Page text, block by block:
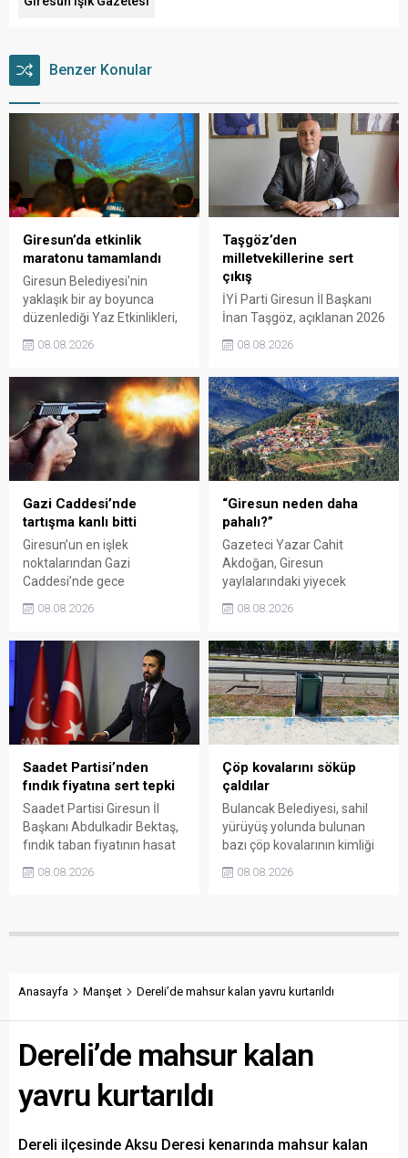
Benzer Konular
Giresun’da etkinlik
maratonu tamamlandı
Giresun Belediyesi'nin
yaklaşık bir ay boyunca
düzenlediği Yaz Etkinlikleri,
sanat ve eğlenceyle
organizasyonun ardından
Kadın El Emeği Pazarı'nın
süresi de 16 Ağustos'a
kadar uzatıldı.
08.08.2026
Taşgöz’den
milletvekillerine sert
çıkış
İYİ Parti Giresun İl Başkanı
İnan Taşgöz, açıklanan 2026
üzerinden iktidar
eleştirdi. Taşgöz, üreticinin
emeğinin karşılığını
alamadığını savunarak,
Giresun milletvekillerini
sessiz kalmakla suçladı.
08.08.2026
Gazi Caddesi’nde
tartışma kanlı bitti
Giresun’un en işlek
noktalarından Gazi
Caddesi’nde gece
kavgada A.E. ayağından
bölgede kısa süreli panik
yaşanırken polis geniş çaplı
soruşturma başlattı.
08.08.2026
“Giresun neden daha
pahalı?”
Gazeteci Yazar Cahit
Akdoğan, Giresun
yaylalarındaki yiyecek
belirgin biçimde yüksek
Valiliği, Tarım ve Orman İl
Müdürlüğü ile ilgili kurumları
denetime çağırdı. Akdoğan,
yüzde 50’ye ulaşan fiyat
farklarının araştırılması
gerektiğini söyledi.
08.08.2026
Saadet Partisi’nden
fındık fiyatına sert tepki
Saadet Partisi Giresun İl
Başkanı Abdulkadir Bektaş,
fındık taban fiyatının hasat
açıklanmamasına tepki
belirterek üreticiyi memnun
savundu.
08.08.2026
Çöp kovalarını söküp
çaldılar
Bulancak Belediyesi, sahil
yürüyüş yolunda bulunan
bazı çöp kovalarının kimliği
sökülerek çalındığını açıkladı.
vatandaşlardan ihbar
08.08.2026
Anasayfa Manşet Dereli’de mahsur kalan yavru kurtarıldı
Dereli’de mahsur kalan
yavru kurtarıldı
Dereli ilçesinde Aksu Deresi kenarında mahsur kalan